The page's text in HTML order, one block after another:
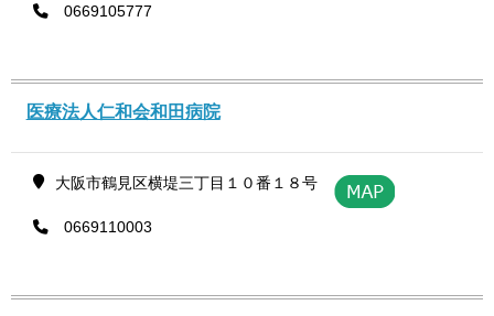
0669105777
医療法人仁和会和田病院
大阪市鶴見区横堤三丁目１０番１８号
0669110003